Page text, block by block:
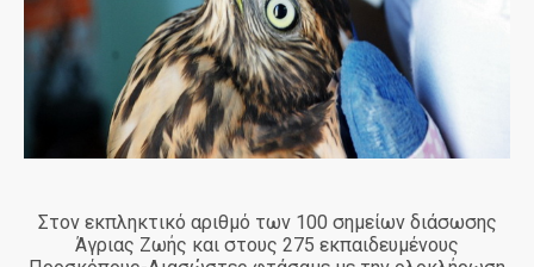
Στον εκπληκτικό αριθμό των 100 σημείων διάσωσης
Άγριας Ζωής και στους 275 εκπαιδευμένους